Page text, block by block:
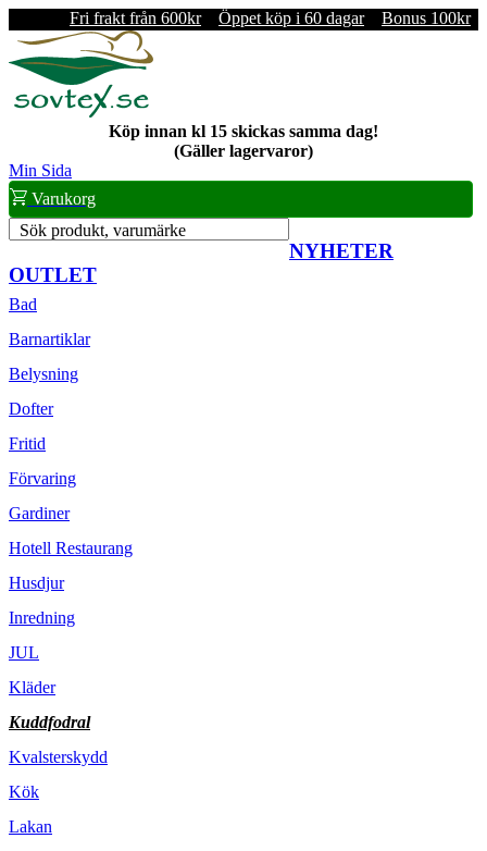
Fri frakt från 600kr Öppet köp i 60 dagar Bonus 100kr
Köp innan kl 15 skickas samma dag!
(Gäller lagervaror)
Min Sida
Varukorg
Sök produkt, varumärke
NYHETER
OUTLET
Bad
Barnartiklar
Belysning
Dofter
Fritid
Förvaring
Gardiner
Hotell Restaurang
Husdjur
Inredning
JUL
Kläder
Kuddfodral
Kvalsterskydd
Kök
Lakan